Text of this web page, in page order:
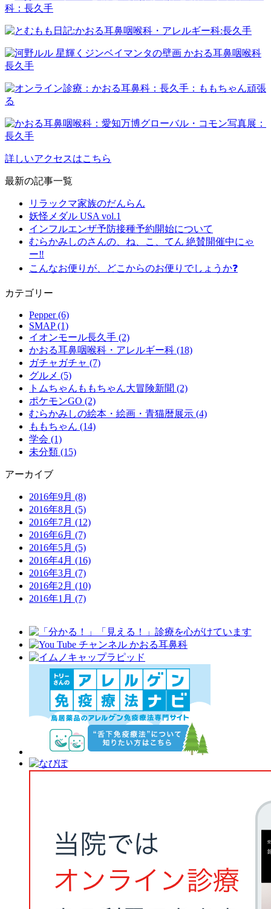
詳しいアクセスはこちら
最新の記事一覧
リラックマ家族のだんらん
妖怪メダル USA vol.1
インフルエンザ予防接種予約開始について
むらかみしのさんの、ね、こ、てん 絶賛開催中にゃ
ー‼️
こんなお便りが、どこからのお便りでしょうか❓
カテゴリー
Pepper (6)
SMAP (1)
イオンモール長久手 (2)
かおる耳鼻咽喉科・アレルギー科 (18)
ガチャガチャ (7)
グルメ (5)
トムちゃんももちゃん大冒険新聞 (2)
ポケモンGO (2)
むらかみしの絵本・絵画・青猫暦展示 (4)
ももちゃん (14)
学会 (1)
未分類 (15)
アーカイブ
2016年9月 (8)
2016年8月 (5)
2016年7月 (12)
2016年6月 (7)
2016年5月 (5)
2016年4月 (16)
2016年3月 (7)
2016年2月 (10)
2016年1月 (7)